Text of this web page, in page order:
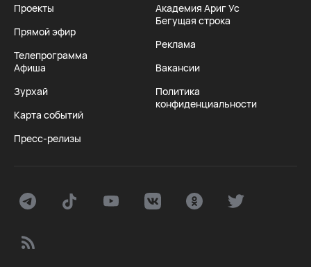
Проекты
Прямой эфир
Телепрограмма
Афиша
Зурхай
Карта событий
Пресс-релизы
Академия Ариг Ус
Бегущая строка
Реклама
Вакансии
Политика
конфиденциальности